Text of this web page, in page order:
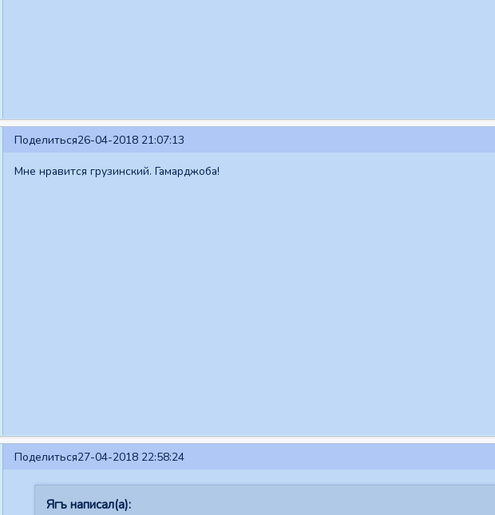
Поделиться26-04-2018 21:07:13
Мне нравится грузинский. Гамарджоба!
Поделиться27-04-2018 22:58:24
Ягъ написал(а):